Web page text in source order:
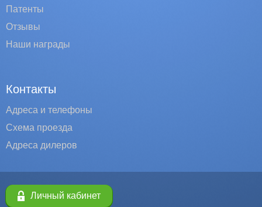
Патенты
Отзывы
Наши награды
Контакты
Адреса и телефоны
Схема проезда
Адреса дилеров
Личный кабинет